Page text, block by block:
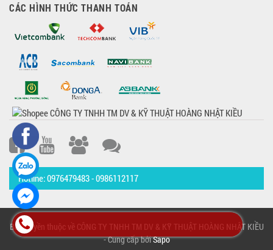
CÁC HÌNH THỨC THANH TOÁN
Hotline: 0976479483 - 0986112117
Bản quyền thuộc về CÔNG TY TNHH TM DV & KỸ THUẬT HOÀNG NHẬT KIỀU
- Cung cấp bởiSapo